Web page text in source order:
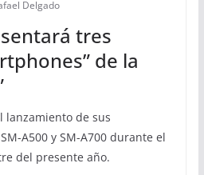
Delgado
tres
de la
lanzamiento de sus
A500 y SM-A700 durante el
del presente año.